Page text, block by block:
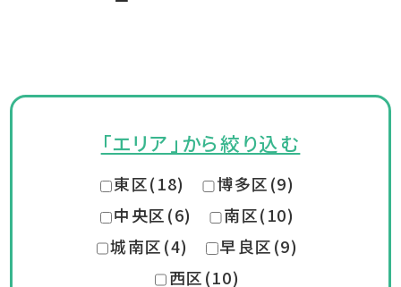
「エリア」から絞り込む
東区(18)
博多区(9)
中央区(6)
南区(10)
城南区(4)
早良区(9)
西区(10)